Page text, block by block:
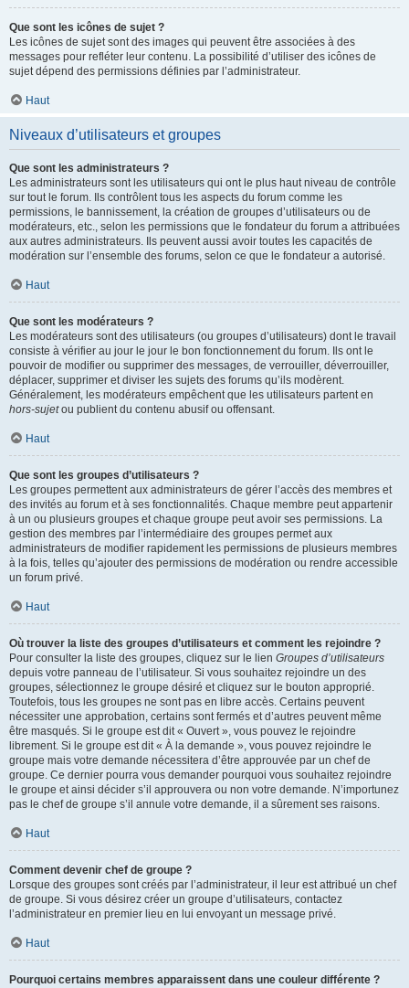
Que sont les icônes de sujet ?
Les icônes de sujet sont des images qui peuvent être associées à des
messages pour refléter leur contenu. La possibilité d’utiliser des icônes de
sujet dépend des permissions définies par l’administrateur.
Haut
Niveaux d’utilisateurs et groupes
Que sont les administrateurs ?
Les administrateurs sont les utilisateurs qui ont le plus haut niveau de contrôle
sur tout le forum. Ils contrôlent tous les aspects du forum comme les
permissions, le bannissement, la création de groupes d’utilisateurs ou de
modérateurs, etc., selon les permissions que le fondateur du forum a attribuées
aux autres administrateurs. Ils peuvent aussi avoir toutes les capacités de
modération sur l’ensemble des forums, selon ce que le fondateur a autorisé.
Haut
Que sont les modérateurs ?
Les modérateurs sont des utilisateurs (ou groupes d’utilisateurs) dont le travail
consiste à vérifier au jour le jour le bon fonctionnement du forum. Ils ont le
pouvoir de modifier ou supprimer des messages, de verrouiller, déverrouiller,
déplacer, supprimer et diviser les sujets des forums qu’ils modèrent.
Généralement, les modérateurs empêchent que les utilisateurs partent en
hors-sujetou publient du contenu abusif ou offensant.
Haut
Que sont les groupes d’utilisateurs ?
Les groupes permettent aux administrateurs de gérer l’accès des membres et
des invités au forum et à ses fonctionnalités. Chaque membre peut appartenir
à un ou plusieurs groupes et chaque groupe peut avoir ses permissions. La
gestion des membres par l’intermédiaire des groupes permet aux
administrateurs de modifier rapidement les permissions de plusieurs membres
à la fois, telles qu’ajouter des permissions de modération ou rendre accessible
un forum privé.
Haut
Où trouver la liste des groupes d’utilisateurs et comment les rejoindre ?
Pour consulter la liste des groupes, cliquez sur le lien Groupes d’utilisateurs
depuis votre panneau de l’utilisateur. Si vous souhaitez rejoindre un des
groupes, sélectionnez le groupe désiré et cliquez sur le bouton approprié.
Toutefois, tous les groupes ne sont pas en libre accès. Certains peuvent
nécessiter une approbation, certains sont fermés et d’autres peuvent même
être masqués. Si le groupe est dit « Ouvert », vous pouvez le rejoindre
librement. Si le groupe est dit « À la demande », vous pouvez rejoindre le
groupe mais votre demande nécessitera d’être approuvée par un chef de
groupe. Ce dernier pourra vous demander pourquoi vous souhaitez rejoindre
le groupe et ainsi décider s’il approuvera ou non votre demande. N’importunez
pas le chef de groupe s’il annule votre demande, il a sûrement ses raisons.
Haut
Comment devenir chef de groupe ?
Lorsque des groupes sont créés par l’administrateur, il leur est attribué un chef
de groupe. Si vous désirez créer un groupe d’utilisateurs, contactez
l’administrateur en premier lieu en lui envoyant un message privé.
Haut
Pourquoi certains membres apparaissent dans une couleur différente ?